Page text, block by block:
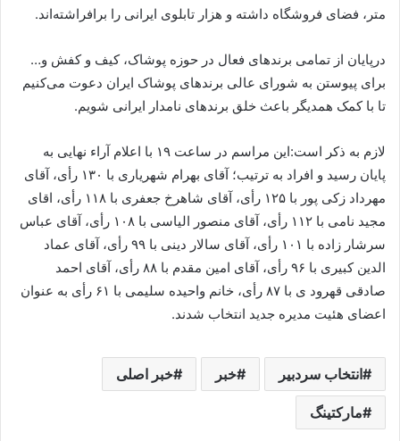
متر، فضای فروشگاه داشته و هزار تابلوی ایرانی را برافراشته‌اند.
درپایان از تمامی برندهای فعال در حوزه پوشاک، کیف و کفش و…
برای پیوستن به شورای عالی برندهای پوشاک ایران دعوت می‌کنیم
تا با کمک همدیگر باعث خلق برندهای نامدار ایرانی شویم.
لازم به ذکر است:این مراسم در ساعت ۱۹ با اعلام آراء نهایی به
پایان رسید و افراد به ترتیب؛ آقای بهرام شهریاری با ۱۳۰ رأی، آقای
مهرداد زکی پور با ۱۲۵ رأی، آقای شاهرخ جعفری با ۱۱۸ رأی، اقای
مجید نامی با ۱۱۲ رأی، آقای منصور الیاسی با ۱۰۸ رأی، آقای عباس
سرشار زاده با ۱۰۱ رأی، آقای سالار دینی با ۹۹ رأی، آقای عماد
الدین کبیری با ۹۶ رأی، آقای امین مقدم با ۸۸ رأی، آقای احمد
صادقی قهرود ی با ۸۷ رأی، خانم واحیده سلیمی با ۶۱ رأی به عنوان
اعضای هئیت مدیره جدید انتخاب شدند.
انتخاب سردبیر خبر خبر اصلی
مارکتینگ